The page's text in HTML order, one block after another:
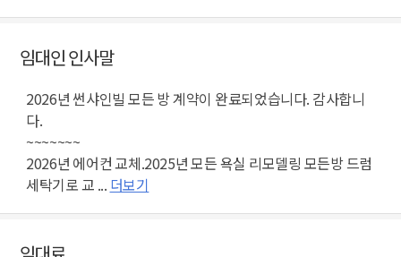
임대인 인사말
2026년 썬샤인빌 모든 방 계약이 완료되었습니다. 감사합니
다.
~~~~~~~
2026년 에어컨 교체.2025년 모든 욕실 리모델링 모든방 드럼
세탁기로 교 ... 더보기